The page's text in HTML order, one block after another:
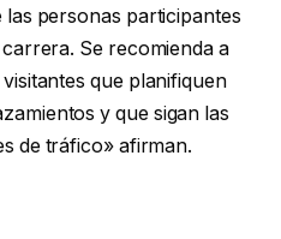
personas participantes
Se recomienda a
que planifiquen
y que sigan las
de tráfico» afirman.